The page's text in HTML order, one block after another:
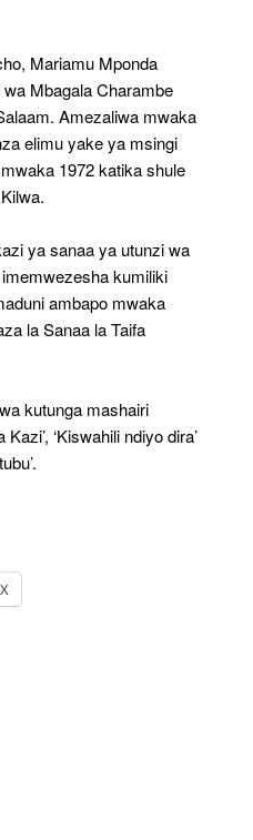
Mariamu Mponda
wa Mbagala Charambe
Amezaliwa mwaka
elimu yake ya msingi
1972 katika shule
ya sanaa ya utunzi wa
kumiliki
ambapo mwaka
la Sanaa la Taifa
kutunga mashairi
‘Kiswahili ndiyo dira’
X